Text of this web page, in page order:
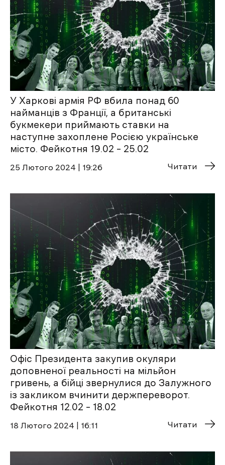
У Харкові армія РФ вбила понад 60
найманців з Франції, а британські
букмекери приймають ставки на
наступне захоплене Росією українське
місто. Фейкотня 19.02 – 25.02
25 Лютого 2024 | 19:26 Читати
Офіс Президента закупив окуляри
доповненої реальності на мільйон
гривень, а бійці звернулися до Залужного
із закликом вчинити держпереворот.
Фейкотня 12.02 – 18.02
18 Лютого 2024 | 16:11 Читати